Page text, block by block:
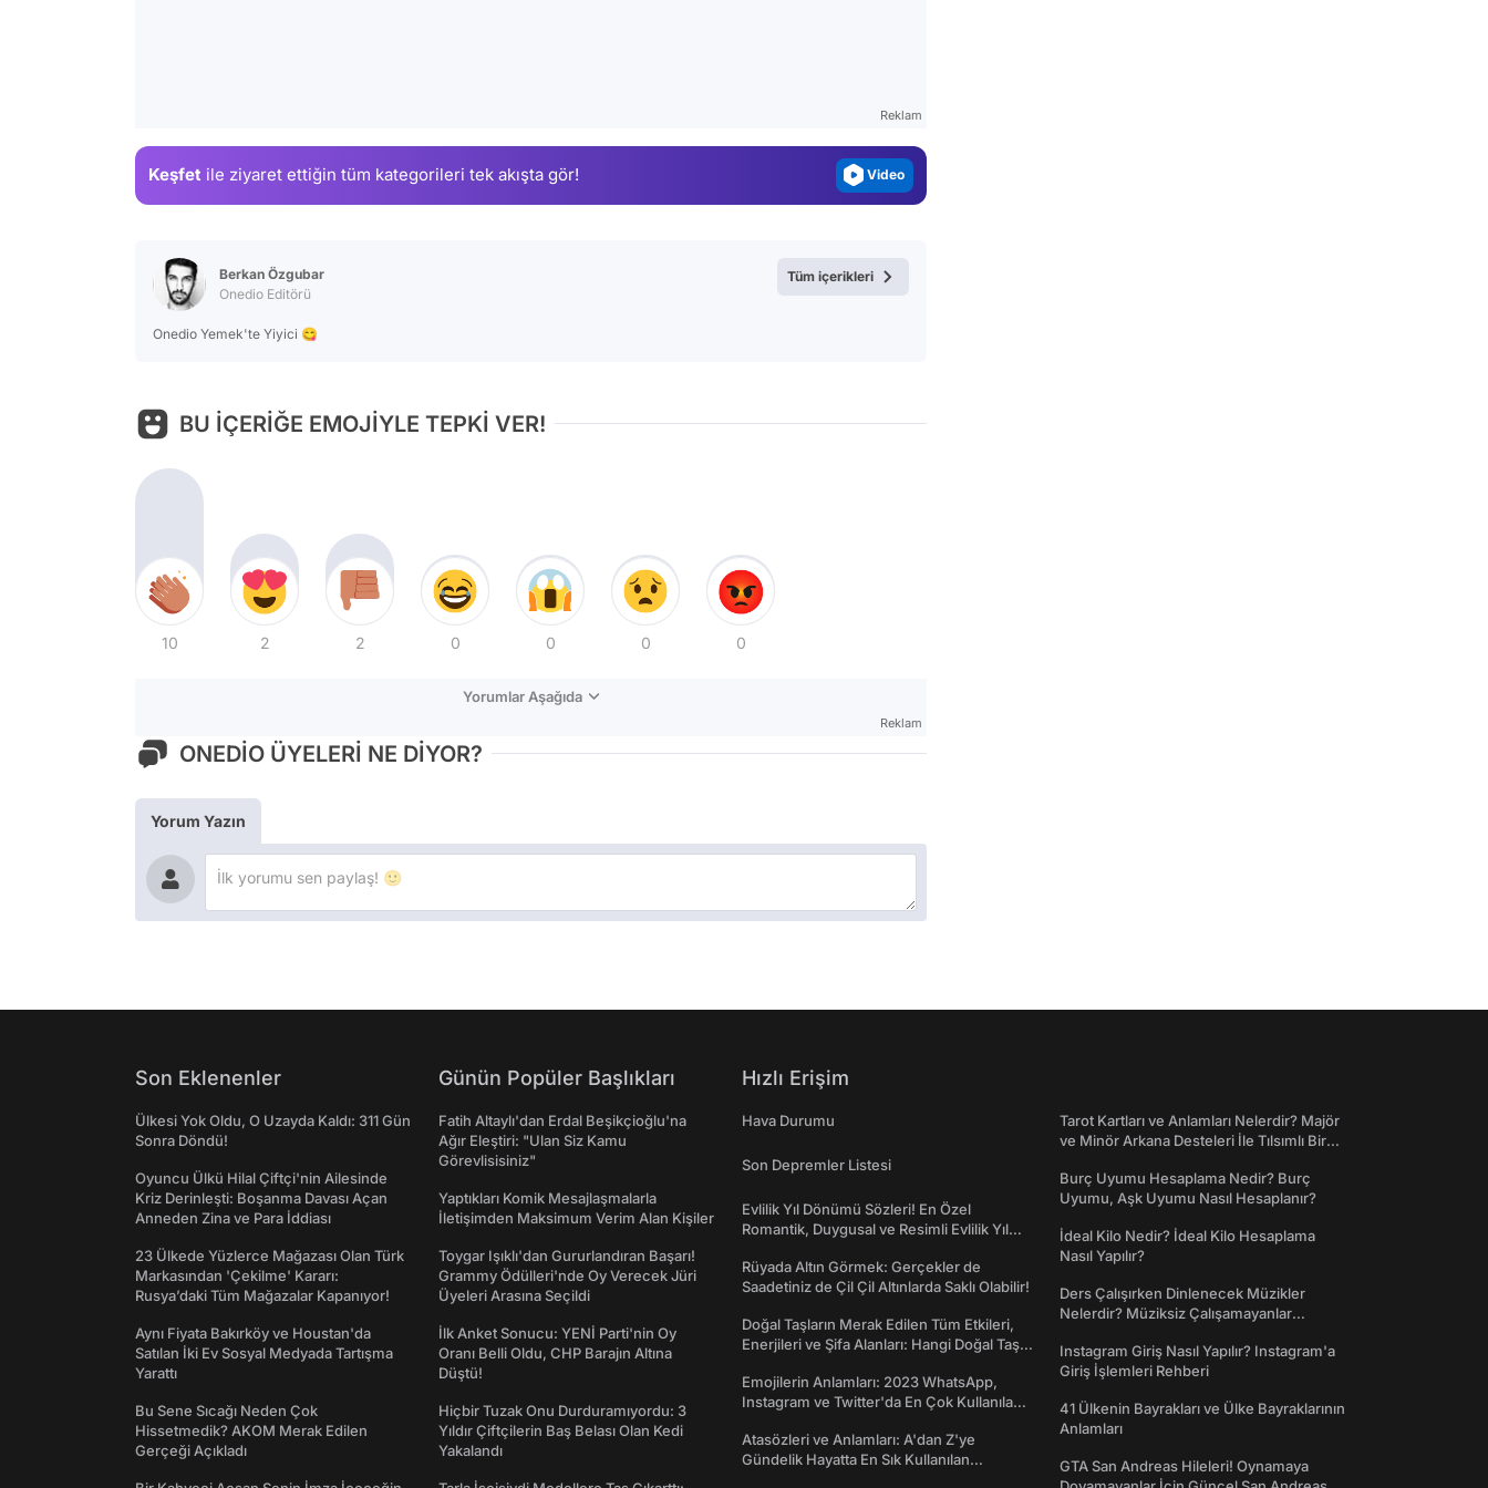
Reklam
Keşfet ile ziyaret ettiğin tüm kategorileri tek akışta gör! Video
Berkan Özgubar
Onedio Editörü
Onedio Yemek'te Yiyici 😋
Tüm içerikleri
BU İÇERİĞE EMOJİYLE TEPKİ VER!
10 2 2 0 0 0 0
Yorumlar Aşağıda
Reklam
ONEDİO ÜYELERİ NE DİYOR?
Yorum Yazın
Son Eklenenler
Ülkesi Yok Oldu, O Uzayda Kaldı: 311 Gün
Sonra Döndü!
Oyuncu Ülkü Hilal Çiftçi'nin Ailesinde
Kriz Derinleşti: Boşanma Davası Açan
Anneden Zina ve Para İddiası
23 Ülkede Yüzlerce Mağazası Olan Türk
Markasından 'Çekilme' Kararı:
Rusya’daki Tüm Mağazalar Kapanıyor!
Aynı Fiyata Bakırköy ve Houstan'da
Satılan İki Ev Sosyal Medyada Tartışma
Yarattı
Bu Sene Sıcağı Neden Çok
Hissetmedik? AKOM Merak Edilen
Gerçeği Açıkladı
Günün Popüler Başlıkları
Fatih Altaylı'dan Erdal Beşikçioğlu'na
Ağır Eleştiri: "Ulan Siz Kamu
Görevlisisiniz"
Yaptıkları Komik Mesajlaşmalarla
İletişimden Maksimum Verim Alan Kişiler
Toygar Işıklı'dan Gururlandıran Başarı!
Grammy Ödülleri'nde Oy Verecek Jüri
Üyeleri Arasına Seçildi
İlk Anket Sonucu: YENİ Parti'nin Oy
Oranı Belli Oldu, CHP Barajın Altına
Düştü!
Hiçbir Tuzak Onu Durduramıyordu: 3
Yıldır Çiftçilerin Baş Belası Olan Kedi
Yakalandı
Hızlı Erişim
Hava Durumu
Son Depremler Listesi
Evlilik Yıl Dönümü Sözleri! En Özel
Romantik, Duygusal ve Resimli Evlilik Yıl
Rüyada Altın Görmek: Gerçekler de
Saadetiniz de Çil Çil Altınlarda Saklı Olabilir!
Doğal Taşların Merak Edilen Tüm Etkileri,
Enerjileri ve Şifa Alanları: Hangi Doğal Taş
Emojilerin Anlamları: 2023 WhatsApp,
Instagram ve Twitter'da En Çok Kullanılan
Atasözleri ve Anlamları: A'dan Z'ye
Gündelik Hayatta En Sık Kullanılan
Tarot Kartları ve Anlamları Nelerdir? Majör
ve Minör Arkana Desteleri İle Tılsımlı Bir
Burç Uyumu Hesaplama Nedir? Burç
Uyumu, Aşk Uyumu Nasıl Hesaplanır?
İdeal Kilo Nedir? İdeal Kilo Hesaplama
Nasıl Yapılır?
Ders Çalışırken Dinlenecek Müzikler
Nelerdir? Müziksiz Çalışamayanlar
Instagram Giriş Nasıl Yapılır? Instagram'a
Giriş İşlemleri Rehberi
41 Ülkenin Bayrakları ve Ülke Bayraklarının
Anlamları
GTA San Andreas Hileleri! Oynamaya